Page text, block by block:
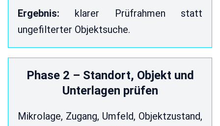
Ergebnis: klarer Prüfrahmen statt
ungefilterter Objektsuche.
Phase 2 – Standort, Objekt und
Unterlagen prüfen
Mikrolage, Zugang, Umfeld, Objektzustand,